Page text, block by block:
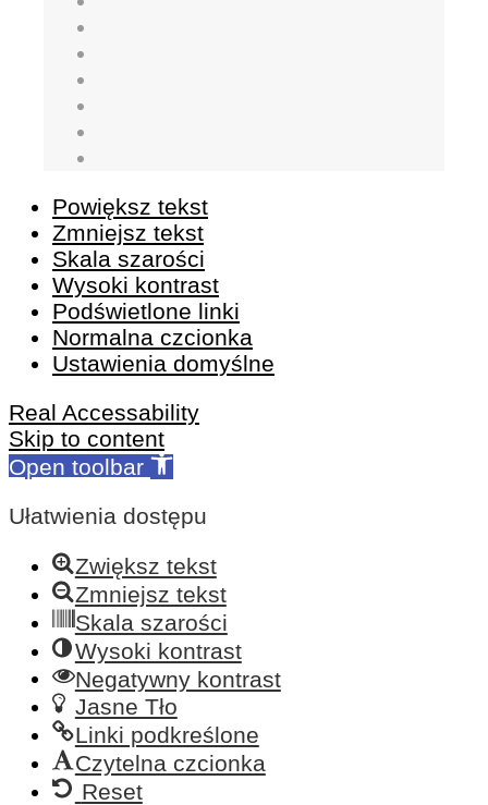
Powiększ tekst
Zmniejsz tekst
Skala szarości
Wysoki kontrast
Podświetlone linki
Normalna czcionka
Ustawienia domyślne
Real Accessability
Skip to content
Open toolbar
Ułatwienia dostępu
Zwiększ tekst
Zmniejsz tekst
Skala szarości
Wysoki kontrast
Negatywny kontrast
Jasne Tło
Linki podkreślone
Czytelna czcionka
Reset